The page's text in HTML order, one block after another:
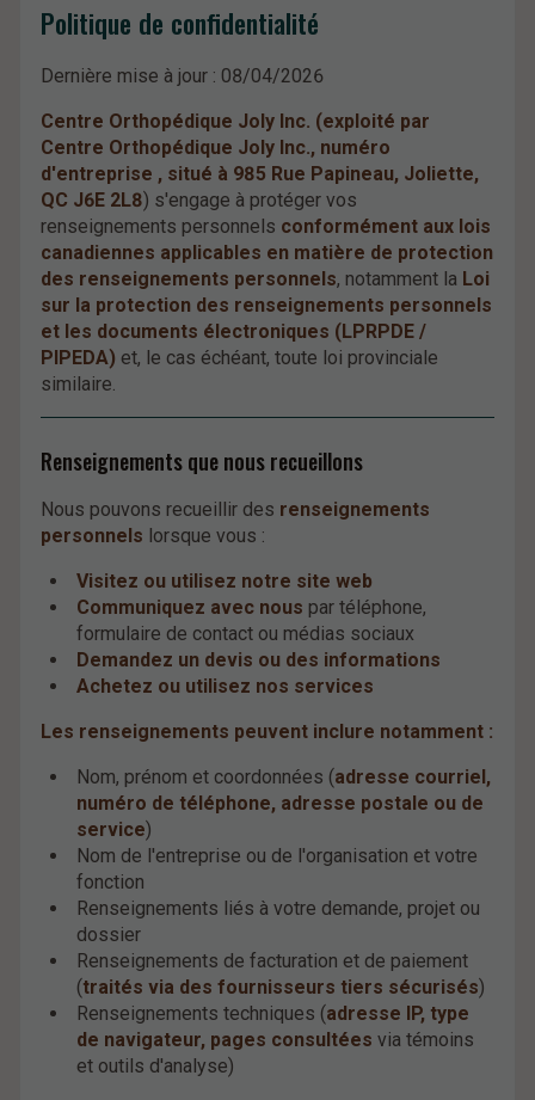
Politique de confidentialité
Dernière mise à jour : 08/04/2026
Centre Orthopédique Joly Inc. (exploité par
Centre Orthopédique Joly Inc., numéro
d'entreprise , situé à 985 Rue Papineau, Joliette,
QC J6E 2L8) s'engage à protéger vos
renseignements personnels conformément aux lois
canadiennes applicables en matière de protection
des renseignements personnels, notamment la Loi
sur la protection des renseignements personnels
et les documents électroniques (LPRPDE /
PIPEDA) et, le cas échéant, toute loi provinciale
similaire.
Renseignements que nous recueillons
Nous pouvons recueillir des renseignements
personnels lorsque vous :
Visitez ou utilisez notre site web
Communiquez avec nous par téléphone,
formulaire de contact ou médias sociaux
Demandez un devis ou des informations
Achetez ou utilisez nos services
Les renseignements peuvent inclure notamment :
Nom, prénom et coordonnées (adresse courriel,
numéro de téléphone, adresse postale ou de
service)
Nom de l'entreprise ou de l'organisation et votre
fonction
Renseignements liés à votre demande, projet ou
dossier
Renseignements de facturation et de paiement
(traités via des fournisseurs tiers sécurisés)
Renseignements techniques (adresse IP, type
de navigateur, pages consultées via témoins
et outils d'analyse)